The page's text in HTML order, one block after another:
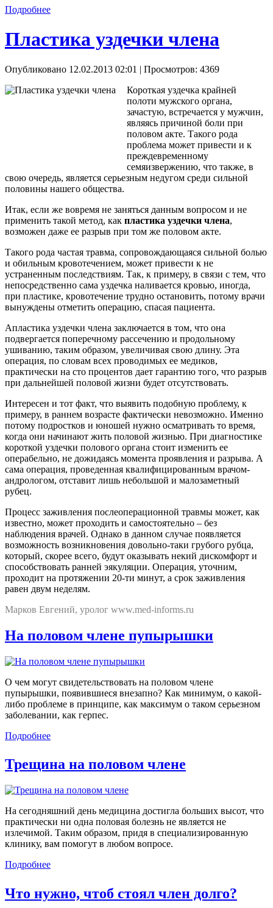
Подробнее
Пластика уздечки члена
Опубликовано 12.02.2013 02:01 | Просмотров: 4369
Короткая уздечка крайней
полоти мужского органа,
зачастую, встречается у мужчин,
являясь причиной боли при
половом акте. Такого рода
проблема может привести и к
преждевременному
семяизвержению, что также, в
свою очередь, является серьезным недугом среди сильной
половины нашего общества.
Итак, если же вовремя не заняться данным вопросом и не
применить такой метод, как пластика уздечки члена,
возможен даже ее разрыв при том же половом акте.
Такого рода частая травма, сопровождающаяся сильной болью
и обильным кровотечением, может привести к не
устраненным последствиям. Так, к примеру, в связи с тем, что
непосредственно сама уздечка наливается кровью, иногда,
при пластике, кровотечение трудно остановить, потому врачи
вынуждены отметить операцию, спасая пациента.
Апластика уздечки члена заключается в том, что она
подвергается поперечному рассечению и продольному
ушиванию, таким образом, увеличивая свою длину. Эта
операция, по словам всех проводимых ее медиков,
практически на сто процентов дает гарантию того, что разрыв
при дальнейшей половой жизни будет отсутствовать.
Интересен и тот факт, что выявить подобную проблему, к
примеру, в раннем возрасте фактически невозможно. Именно
потому подростков и юношей нужно осматривать то время,
когда они начинают жить половой жизнью. При диагностике
короткой уздечки полового органа стоит изменить ее
операбельно, не дожидаясь момента проявления и разрыва. А
сама операция, проведенная квалифицированным врачом-
андрологом, отставит лишь небольшой и малозаметный
рубец.
Процесс заживления послеоперационной травмы может, как
известно, может проходить и самостоятельно – без
наблюдения врачей. Однако в данном случае появляется
возможность возникновения довольно-таки грубого рубца,
который, скорее всего, будут оказывать некий дискомфорт и
способствовать ранней эякуляции. Операция, уточним,
проходит на протяжении 20-ти минут, а срок заживления
равен двум неделям.
Марков Евгений, уролог www.med-informs.ru
На половом члене пупырышки
О чем могут свидетельствовать на половом члене
пупырышки, появившиеся внезапно? Как минимум, о какой-
либо проблеме в принципе, как максимум о таком серьезном
заболевании, как герпес.
Подробнее
Трещина на половом члене
На сегодняшний день медицина достигла больших высот, что
практически ни одна половая болезнь не является не
излечимой. Таким образом, придя в специализированную
клинику, вам помогут в любом вопросе.
Подробнее
Что нужно, чтоб стоял член долго?